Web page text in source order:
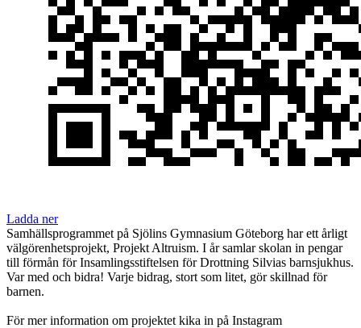
Ladda ner
Samhällsprogrammet på Sjölins Gymnasium Göteborg har ett årligt
välgörenhetsprojekt, Projekt Altruism. I år samlar skolan in pengar
till förmån för Insamlingsstiftelsen för Drottning Silvias barnsjukhus.
Var med och bidra! Varje bidrag, stort som litet, gör skillnad för
barnen.
För mer information om projektet kika in på Instagram